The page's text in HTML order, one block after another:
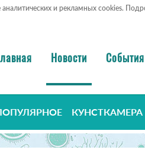
аналитических и рекламных cookies.
Новости События
КУНСТКАМЕРА